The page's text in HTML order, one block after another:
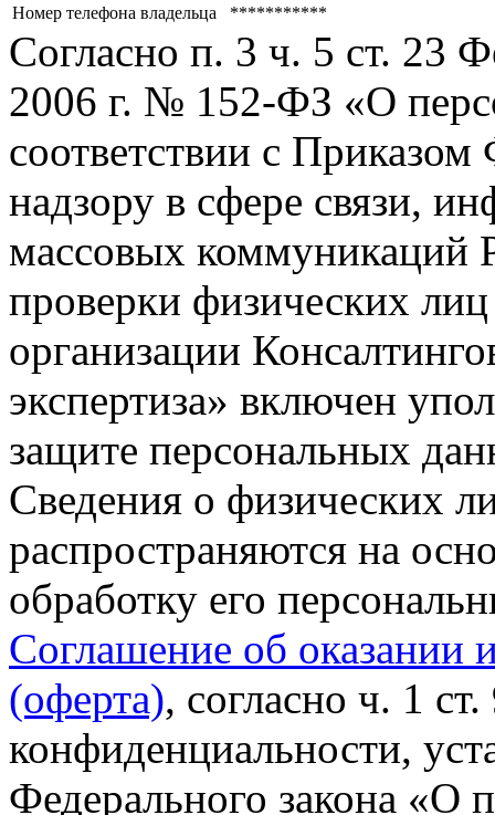
Номер телефона владельца
***********
Согласно п. 3 ч. 5 ст. 23
2006 г. № 152-ФЗ «О
соответствии с
надзору в сфере связи,
массовых коммуникаций
проверки физических
организации
экспертиза» включен
защите персональных
Сведения о физических
распространяются на
обработку его
Соглашение об оказании
(оферта), согласно ч. 1
конфиденциальности,
Федерального закона «О